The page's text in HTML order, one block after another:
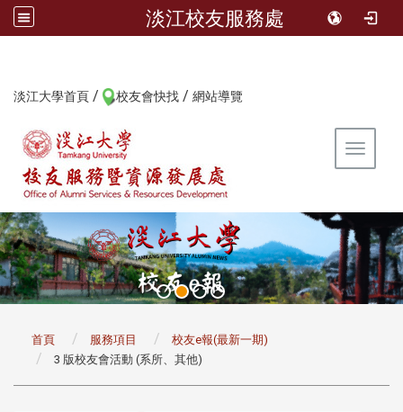
淡江校友服務處
淡江大學首頁 / 校友會快找 / 網站導覽
Toggle
首頁 服務項目
校友e報(最新一期)
3 版校友會活動 (系所、其他)